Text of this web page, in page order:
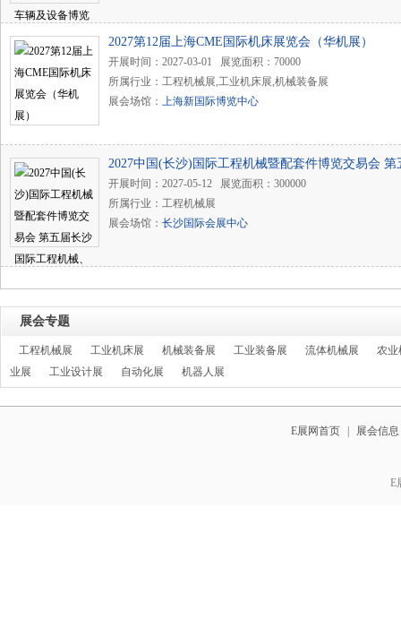
2027第12届上海CME国际机床展览会（华机展）
开展时间：2027-03-01 展览面积：70000
所属行业：工程机械展,工业机床展,机械装备展
展会场馆： 上海新国际博览中心
2027中国(长沙)国际工程机械暨配套件博览交易会
急装备、矿山机械、农用机械、运输装备展览会
开展时间：2027-05-12 展览面积：300000
所属行业：工程机械展
展会场馆： 长沙国际会展中心
展会专题
工程机械展 工业机床展 机械装备展 工业装备展 流体机械展
农业
业展
工业设计展 自动化展 机器人展
E展网首页 展会信息
E